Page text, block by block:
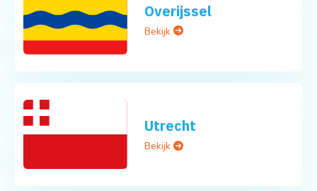
Overijssel
Bekijk
Utrecht
Bekijk